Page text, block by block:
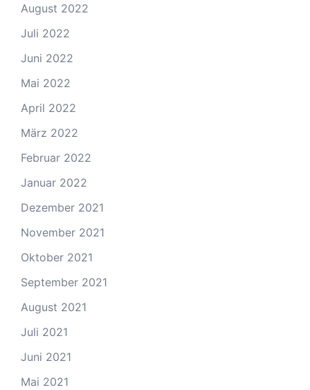
August 2022
Juli 2022
Juni 2022
Mai 2022
April 2022
März 2022
Februar 2022
Januar 2022
Dezember 2021
November 2021
Oktober 2021
September 2021
August 2021
Juli 2021
Juni 2021
Mai 2021